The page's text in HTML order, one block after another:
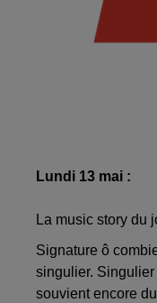
Lundi 13 mai :
La music story du
Signature ô
singulier. Singulier
souvient encore